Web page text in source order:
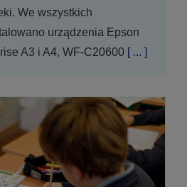
We wszystkich
urządzenia Epson
A3 i A4, WF-C20600[ ... ]